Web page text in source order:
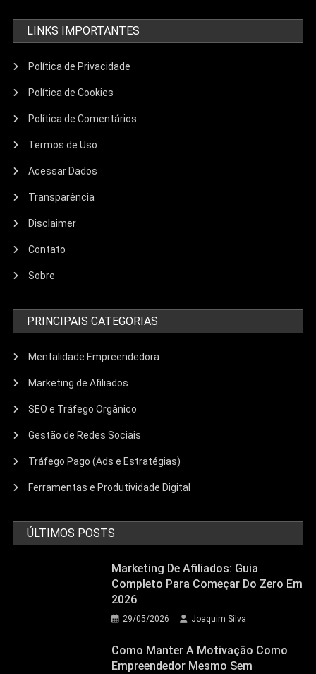
LINKS IMPORTANTES
Política de Privacidade
Política de Cookies
Política de Comentários
Termos de Uso
Acessar Dados
Transparência
Disclaimer
Contato
Sobre
PRINCIPAIS CATEGORIAS
Mentalidade Empreendedora
Marketing de Afiliados
SEO e Tráfego Orgânico
Gestão de Redes Sociais
Tráfego Pago (Ads e Estratégias)
Ferramentas e Produtividade Digital
ÚLTIMOS POSTS
Marketing De Afiliados: Guia
Completo Para Começar Do Zero Em
2026
29/05/2026 Joaquim Silva
Como Manter A Motivação Como
Empreendedor Mesmo Sem